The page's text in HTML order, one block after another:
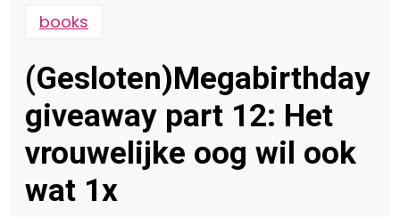
books
(Gesloten)Megabirthday
giveaway part 12: Het
vrouwelijke oog wil ook
wat 1x